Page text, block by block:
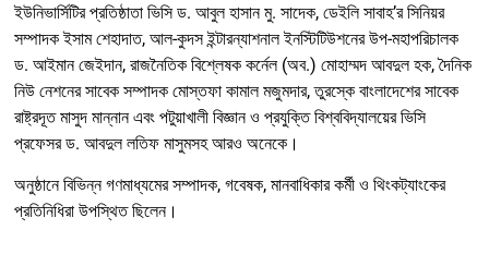
ইউনিভার্সিটির প্রতিষ্ঠাতা ভিসি ড. আবুল হাসান মু. সাদেক, ডেইলি সাবাহ’র সিনিয়র
সম্পাদক ইসাম শেহাদাত, আল-কুদস ইন্টারন্যাশনাল ইনস্টিটিউশনের উপ-মহাপরিচালক
ড. আইমান জেইদান, রাজনৈতিক বিশ্লেষক কর্নেল (অব.) মোহাম্মদ আবদুল হক, দৈনিক
নিউ নেশনের সাবেক সম্পাদক মোস্তফা কামাল মজুমদার, তুরস্কে বাংলাদেশের সাবেক
রাষ্ট্রদূত মাসুদ মান্নান এবং পটুয়াখালী বিজ্ঞান ও প্রযুক্তি বিশ্ববিদ্যালয়ের ভিসি
প্রফেসর ড. আবদুল লতিফ মাসুমসহ আরও অনেকে।
অনুষ্ঠানে বিভিন্ন গণমাধ্যমের সম্পাদক, গবেষক, মানবাধিকার কর্মী ও থিংকট্যাংকের
প্রতিনিধিরা উপস্থিত ছিলেন।